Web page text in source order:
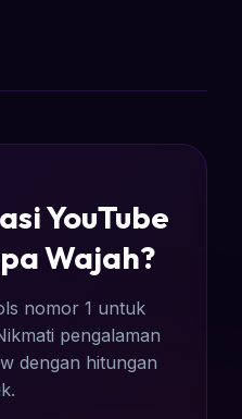
YouTube
Wajah?
nomor 1 untuk
pengalaman
dengan hitungan